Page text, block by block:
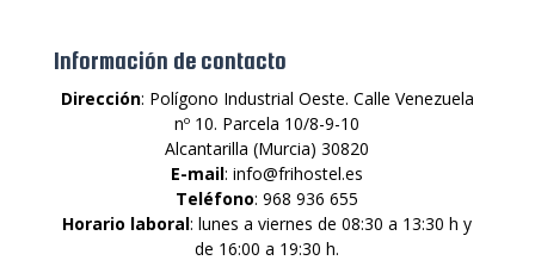
Información de contacto
Dirección: Polígono Industrial Oeste. Calle Venezuela
nº 10. Parcela 10/8-9-10
Alcantarilla (Murcia) 30820
E-mail: info@frihostel.es
Teléfono: 968 936 655
Horario laboral: lunes a viernes de 08:30 a 13:30 h y
de 16:00 a 19:30 h.